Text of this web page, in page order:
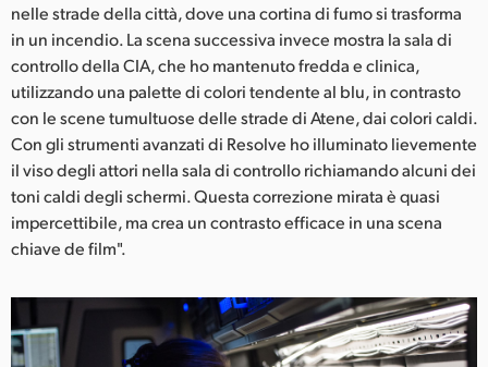
nelle strade della città, dove una cortina di fumo si trasforma
in un incendio. La scena successiva invece mostra la sala di
controllo della CIA, che ho mantenuto fredda e clinica,
utilizzando una palette di colori tendente al blu, in contrasto
con le scene tumultuose delle strade di Atene, dai colori caldi.
Con gli strumenti avanzati di Resolve ho illuminato lievemente
il viso degli attori nella sala di controllo richiamando alcuni dei
toni caldi degli schermi. Questa correzione mirata è quasi
impercettibile, ma crea un contrasto efficace in una scena
chiave de film".